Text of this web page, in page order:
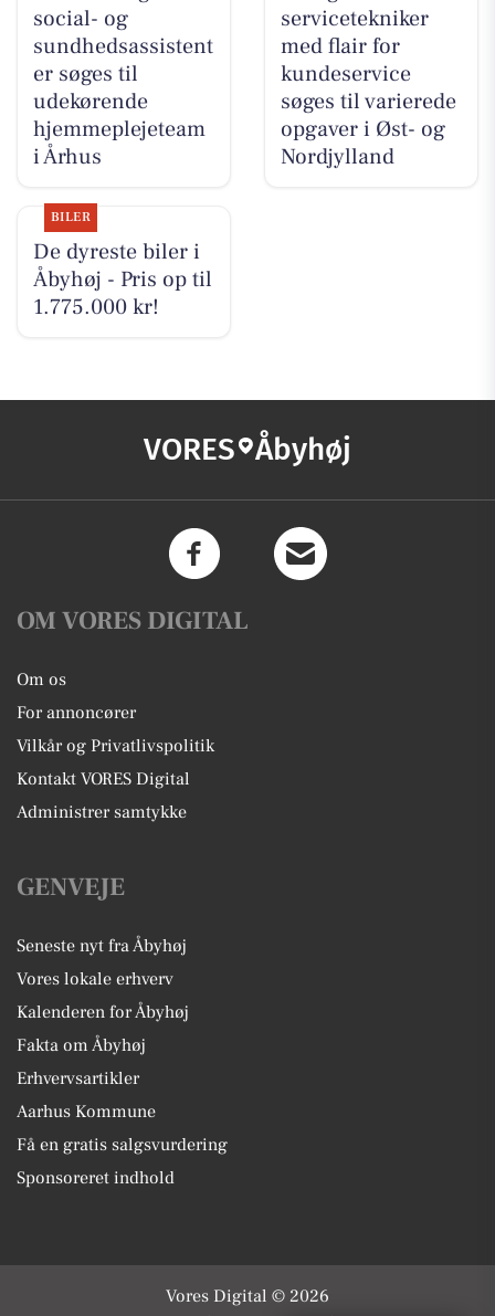
social- og
sundhedsassistent
er søges til
udekørende
hjemmeplejeteam
i Århus
servicetekniker
med flair for
kundeservice
søges til varierede
opgaver i Øst- og
Nordjylland
BILER
De dyreste biler i
Åbyhøj - Pris op til
1.775.000 kr!
VORES Åbyhøj
OM VORES DIGITAL
Om os
For annoncører
Vilkår og Privatlivspolitik
Kontakt VORES Digital
Administrer samtykke
GENVEJE
Seneste nyt fra Åbyhøj
Vores lokale erhverv
Kalenderen for Åbyhøj
Fakta om Åbyhøj
Erhvervsartikler
Aarhus Kommune
Få en gratis salgsvurdering
Sponsoreret indhold
Vores Digital © 2026